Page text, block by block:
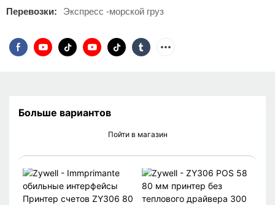
Перевозки:
Экспресс -морской груз
Больше вариантов
Пойти в магазин